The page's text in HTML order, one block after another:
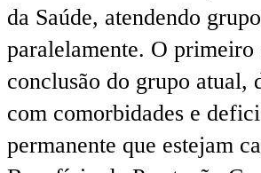
da Saúde, atendendo
paralelamente. O primeiro
conclusão do grupo atual,
com comorbidades e
permanente que estejam